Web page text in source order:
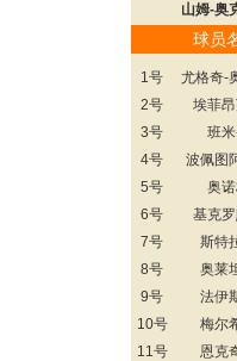
山姆-奥
球员
1号
尤格奇-
2号
埃菲
3号
班
4号
波佩图
5号
奥
6号
基克
7号
斯特
8号
奥莱
9号
法伊
10号
梅尔
11号
恩克